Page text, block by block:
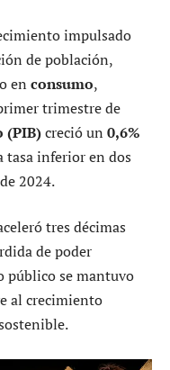
impulsado
de población,
en consumo,
trimestre de
(PIB)creció un 0,6%
tasa inferior en dos
2024.
tres décimas
de poder
público se mantuvo
al crecimiento